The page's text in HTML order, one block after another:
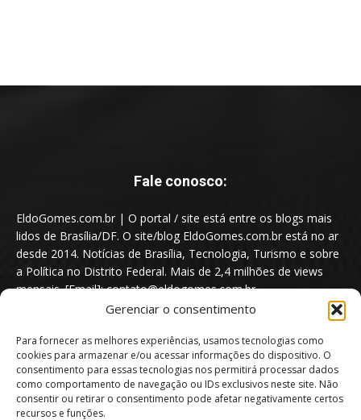
Gerenciar o consentimento
Para fornecer as melhores experiências, usamos tecnologias como
cookies para armazenar e/ou acessar informações do dispositivo. O
consentimento para essas tecnologias nos permitirá processar dados
como comportamento de navegação ou IDs exclusivos neste site. Não
consentir ou retirar o consentimento pode afetar negativamente certos
recursos e funções.
Fale conosco:
EldoGomes.com.br | O portal / site está entre os blogs mais
lidos de Brasília/DF. O site/blog EldoGomes.com.br está no ar
desde 2014. Notícias de Brasília, Tecnologia, Turismo e sobre
a Política no Distrito Federal. Mais de 2,4 milhões de views
mensais. [Email]: contato@eldogomes.com.br